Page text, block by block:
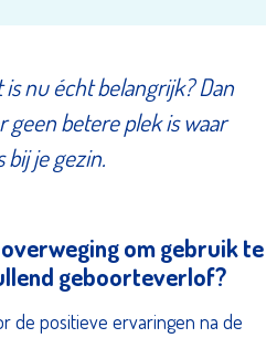
nu écht belangrijk? Dan
geen betere plek is waar
je gezin.
om gebruik te
geboorteverlof?
de positieve ervaringen na de